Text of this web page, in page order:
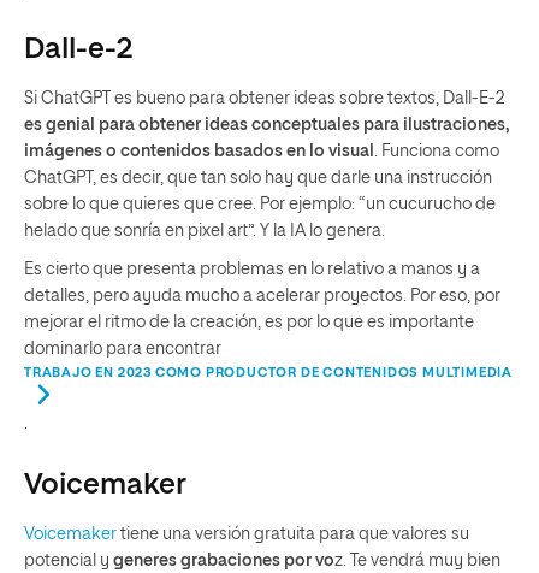
Dall-e-2
Si ChatGPT es bueno para obtener ideas sobre textos, Dall-E-2
es genial para obtener ideas conceptuales para ilustraciones,
imágenes o contenidos basados en lo visual . Funciona como
ChatGPT, es decir, que tan solo hay que darle una instrucción
sobre lo que quieres que cree. Por ejemplo: “un cucurucho de
helado que sonría en pixel art”. Y la IA lo genera.
Es cierto que presenta problemas en lo relativo a manos y a
detalles, pero ayuda mucho a acelerar proyectos. Por eso, por
mejorar el ritmo de la creación, es por lo que es importante
dominarlo para encontrar
TRABAJO EN 2023 COMO PRODUCTOR DE CONTENIDOS MULTIMEDIA
.
Voicemaker
Voicemaker tiene una versión gratuita para que valores su
potencial y generes grabaciones por voz. Te vendrá muy bien